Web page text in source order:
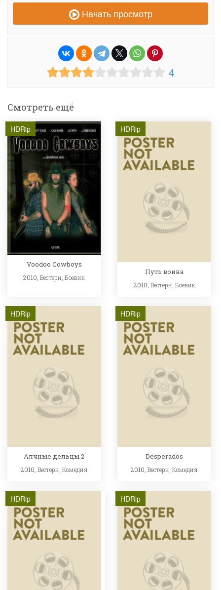
Начать просмотр
4
Смотреть ещё
HDRip
Voodoo Cowboys
2010,Вестерн ,Боевик
HDRip
Путь воина
2010, Вестерн Боевик
HDRip
Алчные дельцы 2
2010, Вестерн, Комедия
HDRip
Desperados
2010,Вестерн,Комедия
HDRip HDRip